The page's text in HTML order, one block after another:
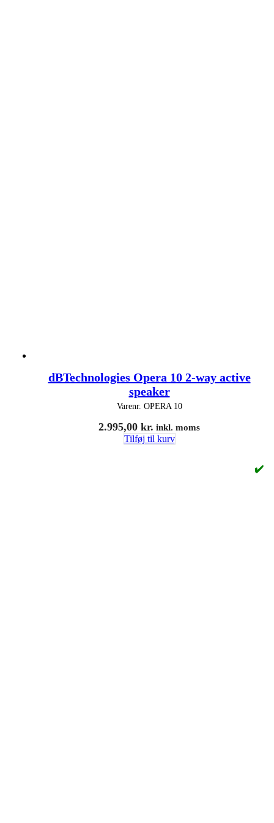
dBTechnologies Opera 10 2-way active
speaker
Varenr. OPERA 10
2.995,00 kr. inkl. moms
Tilføj til kurv
✔️